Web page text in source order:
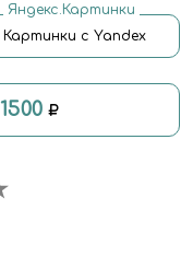
Яндекс.Картинки
Картинки с Yandex
1500